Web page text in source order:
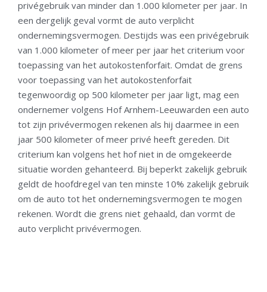
privégebruik van minder dan 1.000 kilometer per jaar. In
een dergelijk geval vormt de auto verplicht
ondernemingsvermogen. Destijds was een privégebruik
van 1.000 kilometer of meer per jaar het criterium voor
toepassing van het autokostenforfait. Omdat de grens
voor toepassing van het autokostenforfait
tegenwoordig op 500 kilometer per jaar ligt, mag een
ondernemer volgens Hof Arnhem-Leeuwarden een auto
tot zijn privévermogen rekenen als hij daarmee in een
jaar 500 kilometer of meer privé heeft gereden. Dit
criterium kan volgens het hof niet in de omgekeerde
situatie worden gehanteerd. Bij beperkt zakelijk gebruik
geldt de hoofdregel van ten minste 10% zakelijk gebruik
om de auto tot het ondernemingsvermogen te mogen
rekenen. Wordt die grens niet gehaald, dan vormt de
auto verplicht privévermogen.